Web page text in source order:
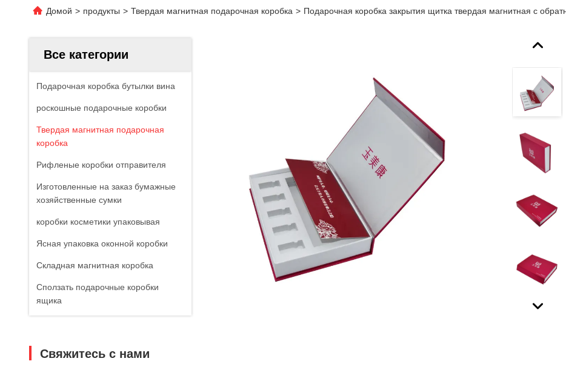
Домой > продукты > Твердая магнитная подарочная коробка > Подарочная коробка закрытия щитка твердая магнитная с
Все категории
Подарочная коробка бутылки вина
роскошные подарочные коробки
Твердая магнитная подарочная
коробка
Рифленые коробки отправителя
Изготовленные на заказ бумажные
хозяйственные сумки
коробки косметики упаковывая
Ясная упаковка оконной коробки
Складная магнитная коробка
Сползать подарочные коробки
ящика
Свяжитесь с нами